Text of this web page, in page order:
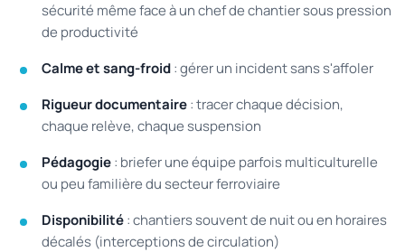
sécurité même face à un chef de chantier sous pression
de productivité
Calme et sang-froid: gérer un incident sans s'affoler
Rigueur documentaire: tracer chaque décision,
chaque relève, chaque suspension
Pédagogie: briefer une équipe parfois multiculturelle
ou peu familière du secteur ferroviaire
Disponibilité: chantiers souvent de nuit ou en horaires
décalés (interceptions de circulation)